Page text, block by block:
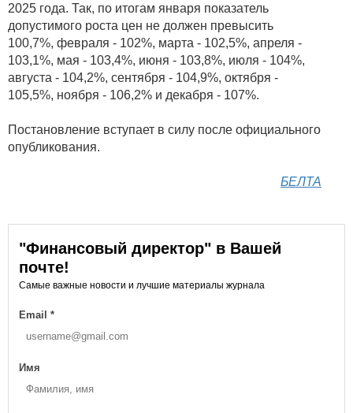
2025 года. Так, по итогам января показатель
допустимого роста цен не должен превысить
100,7%, февраля - 102%, марта - 102,5%, апреля -
103,1%, мая - 103,4%, июня - 103,8%, июля - 104%,
августа - 104,2%, сентября - 104,9%, октября -
105,5%, ноября - 106,2% и декабря - 107%.
Постановление вступает в силу после официального
опубликования.
БЕЛТА
"Финансовый директор" в Вашей
почте!
Самые важные новости и лучшие материалы журнала
Email *
Имя